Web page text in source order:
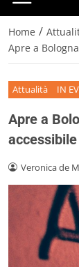
Home /
Apre a
Attualità IN
Apre a
accessibile
Veronica de